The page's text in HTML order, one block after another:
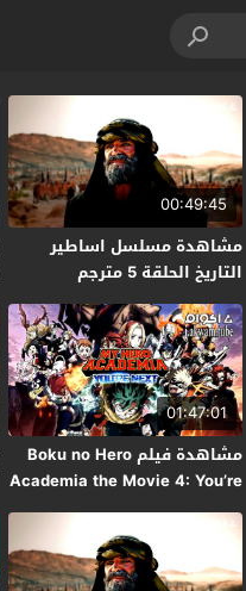
00:49:45
مشاهدة مسلسل اساطير
التاريخ الحلقة 5 مترجم
01:47:01
مشاهدة فيلم Boku no Hero
Academia the Movie 4: You’re
Next 2024 مترجم